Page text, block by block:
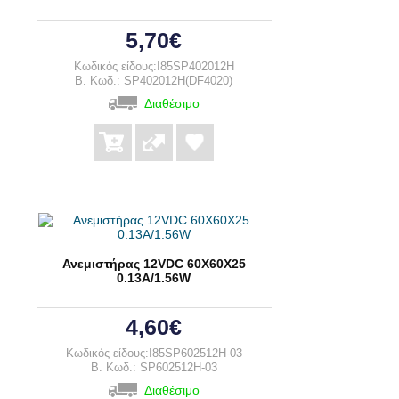
5,70€
Κωδικός είδους:I85SP402012H
B. Κωδ.: SP402012H(DF4020)
Διαθέσιμο
Ανεμιστήρας 12VDC 60Χ60Χ25
0.13A/1.56W
4,60€
Κωδικός είδους:I85SP602512H-03
B. Κωδ.: SP602512H-03
Διαθέσιμο